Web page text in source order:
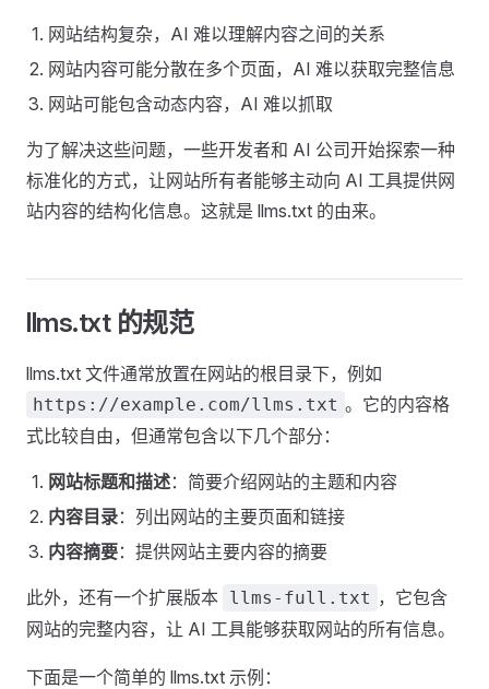
网站结构复杂，AI 难以理解内容之间的关系
网站内容可能分散在多个页面，AI 难以获取完整信息
网站可能包含动态内容，AI 难以抓取
为了解决这些问题，一些开发者和 AI 公司开始探索一种
标准化的方式，让网站所有者能够主动向 AI 工具提供网
站内容的结构化信息。这就是 llms.txt 的由来。
llms.txt 的规范
llms.txt 文件通常放置在网站的根目录下，例如
https://example.com/llms.txt 。它的内容格
式比较自由，但通常包含以下几个部分：
网站标题和描述：简要介绍网站的主题和内容
内容目录：列出网站的主要页面和链接
内容摘要：提供网站主要内容的摘要
此外，还有一个扩展版本 llms-full.txt ，它包含
网站的完整内容，让 AI 工具能够获取网站的所有信息。
下面是一个简单的 llms.txt 示例：